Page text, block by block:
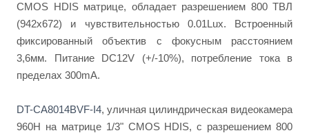
CMOS HDIS матрице, обладает разрешением 800 ТВЛ
(942х672) и чувствительностью 0.01Lux. Встроенный
фиксированный объектив с фокусным расстоянием
3,6мм. Питание DC12V (+/-10%), потребление тока в
пределах 300mA.
DT-CA8014BVF-I4, уличная цилиндрическая видеокамера
960Н на матрице 1/3" CMOS HDIS, с разрешением 800